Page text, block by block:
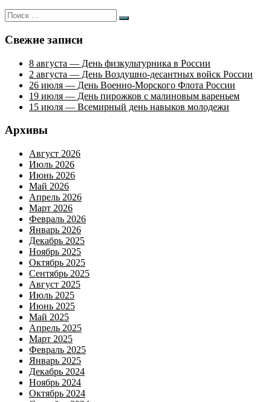
Искать:
Поиск
Свежие записи
8 августа — День физкультурника в России
2 августа — День Воздушно-десантных войск России
26 июля — День Военно-Морского Флота России
19 июля — День пирожков с малиновым вареньем
15 июля — Всемирный день навыков молодежи
Архивы
Август 2026
Июль 2026
Июнь 2026
Май 2026
Апрель 2026
Март 2026
Февраль 2026
Январь 2026
Декабрь 2025
Ноябрь 2025
Октябрь 2025
Сентябрь 2025
Август 2025
Июль 2025
Июнь 2025
Май 2025
Апрель 2025
Март 2025
Февраль 2025
Январь 2025
Декабрь 2024
Ноябрь 2024
Октябрь 2024